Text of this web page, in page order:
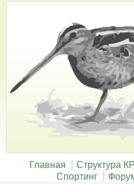
Главная Структура
Спортинг